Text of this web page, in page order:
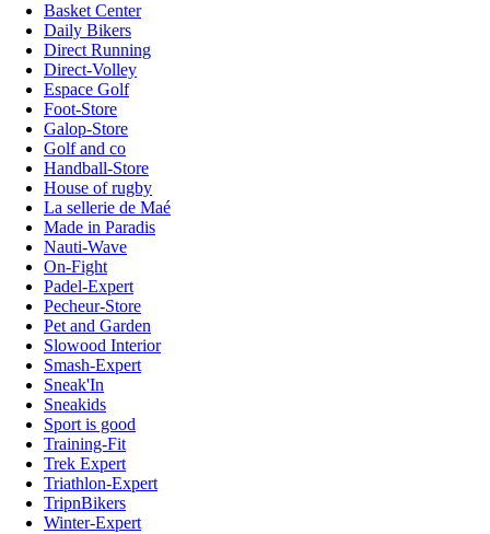
Basket Center
Daily Bikers
Direct Running
Direct-Volley
Espace Golf
Foot-Store
Galop-Store
Golf and co
Handball-Store
House of rugby
La sellerie de Maé
Made in Paradis
Nauti-Wave
On-Fight
Padel-Expert
Pecheur-Store
Pet and Garden
Slowood Interior
Smash-Expert
Sneak'In
Sneakids
Sport is good
Training-Fit
Trek Expert
Triathlon-Expert
TripnBikers
Winter-Expert